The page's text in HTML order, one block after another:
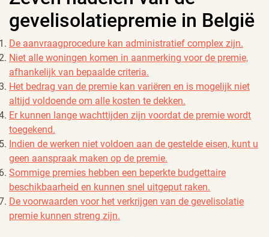
gevelisolatiepremie in België
De aanvraagprocedure kan administratief complex zijn.
Niet alle woningen komen in aanmerking voor de premie,
afhankelijk van bepaalde criteria.
Het bedrag van de premie kan variëren en is mogelijk niet
altijd voldoende om alle kosten te dekken.
Er kunnen lange wachttijden zijn voordat de premie wordt
toegekend.
Indien de werken niet voldoen aan de gestelde eisen, kunt u
geen aanspraak maken op de premie.
Sommige premies hebben een beperkte budgettaire
beschikbaarheid en kunnen snel uitgeput raken.
De voorwaarden voor het verkrijgen van de gevelisolatie
premie kunnen streng zijn.